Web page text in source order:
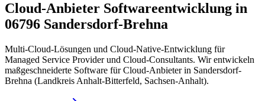
Cloud-Anbieter Softwareentwicklung in
06796 Sandersdorf-Brehna
Multi-Cloud-Lösungen und Cloud-Native-Entwicklung für
Managed Service Provider und Cloud-Consultants. Wir entwickeln
maßgeschneiderte Software für Cloud-Anbieter in Sandersdorf-
Brehna (Landkreis Anhalt-Bitterfeld, Sachsen-Anhalt).